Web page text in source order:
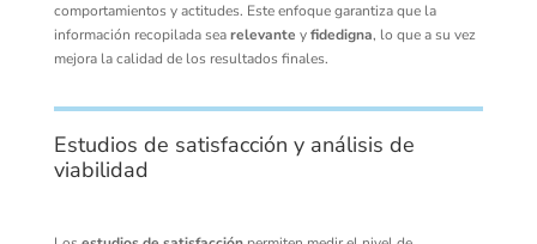
comportamientos y actitudes. Este enfoque garantiza que la
información recopilada searelevante yfidedigna, lo que a su vez
mejora la calidad de los resultados finales.
Estudios de satisfacción y análisis de
viabilidad